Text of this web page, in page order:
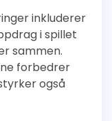
inkluderer
i spillet
sammen.
forbedrer
også